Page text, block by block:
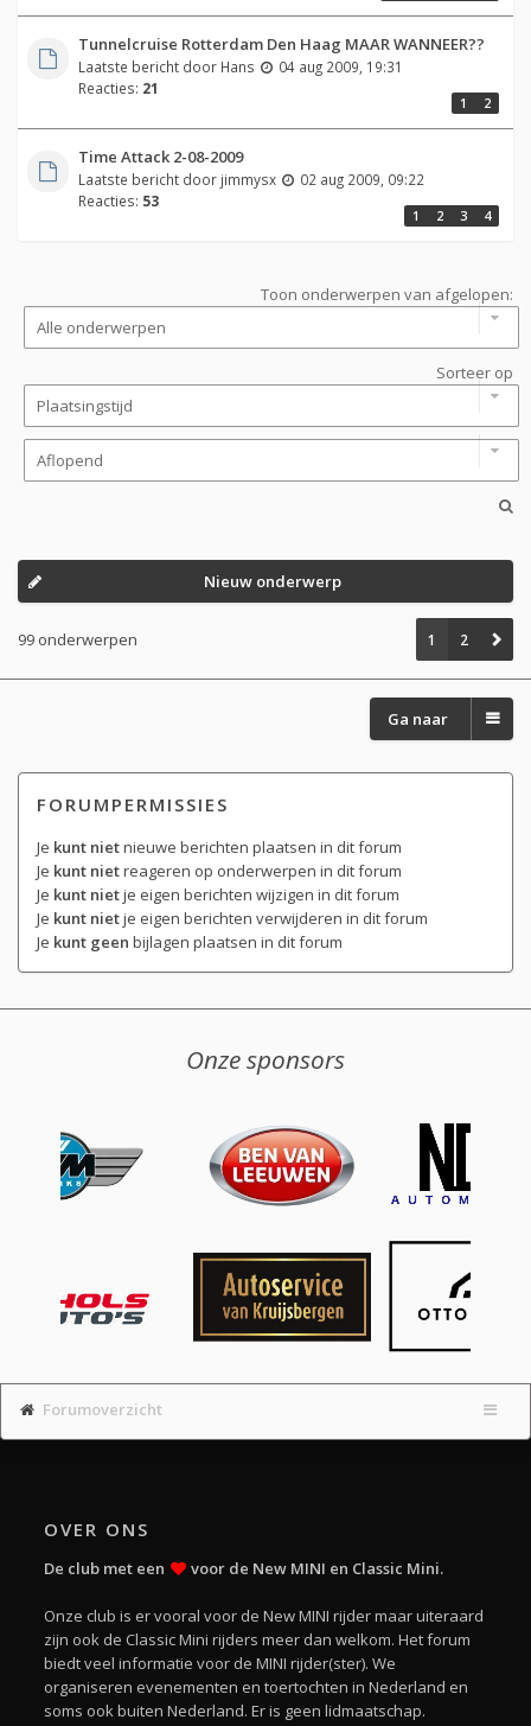
Tunnelcruise Rotterdam Den Haag MAAR WANNEER??
Laatste bericht door Hans
04 aug 2009, 19:31
Reacties: 21
1 2
Time Attack 2-08-2009
Laatste bericht door jimmysx
02 aug 2009, 09:22
Reacties: 53
1 2 3 4
Toon onderwerpen van afgelopen:
Sorteer op
Nieuw onderwerp
99 onderwerpen 1 2
Ga naar
FORUMPERMISSIES
Je kunt nietnieuwe berichten plaatsen in dit forum
Je kunt nietreageren op onderwerpen in dit forum
Je kunt nietje eigen berichten wijzigen in dit forum
Je kunt nietje eigen berichten verwijderen in dit forum
Je kunt geen bijlagen plaatsen in dit forum
Onze sponsors
Forumoverzicht
OVER ONS
De club met een voor de New MINI en Classic Mini.
Onze club is er vooral voor de New MINI rijder maar uiteraard
zijn ook de Classic Mini rijders meer dan welkom. Het forum
biedt veel informatie voor de MINI rijder(ster). We
organiseren evenementen en toertochten in Nederland en
soms ook buiten Nederland. Er is geen lidmaatschap.